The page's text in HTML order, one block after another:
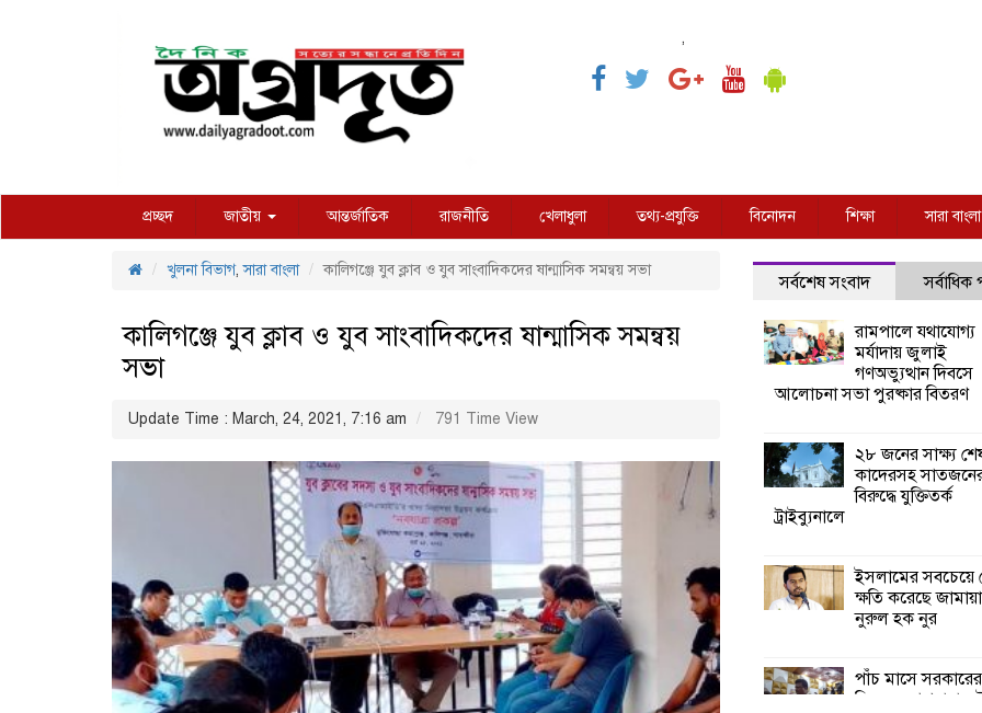
,
প্রচ্ছদ জাতীয় আন্তর্জাতিক রাজনীতি খেলাধুলা তথ্য-প্রযুক্তি বিনোদন শিক্ষা সারা বাংলা
খুলনা বিভাগ,সারা বাংলা কালিগঞ্জে যুব ক্লাব ও যুব সাংবাদিকদের ষান্মাসিক সমন্বয় সভা
কালিগঞ্জে যুব ক্লাব ও যুব সাংবাদিকদের ষান্মাসিক সমন্বয়
সভা
Update Time : March, 24, 2021, 7:16 am 791 Time View
সর্বশেষ সংবাদ সর্বাধিক
রামপালে যথাযোগ্য
মর্যাদায় জুলাই
গণঅভ্যুত্থান দিবসে
আলোচনা সভা পুরষ্কার বিতরণ
২৮ জনের সাক্ষ্য
কাদেরসহ
বিরুদ্ধে যুক্তিতর্ক
ট্রাইব্যুনালে
ইসলামের সবচেয়ে
ক্ষতি করেছে
নুরুল হক নুর
পাঁচ মাসে
দিচ্ছেন, আপনারা